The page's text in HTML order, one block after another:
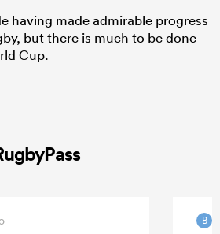
having made admirable progress
but there is much to be done
Cup.
B